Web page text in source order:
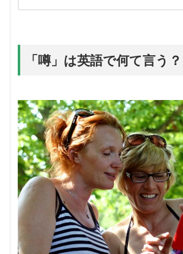
「噂」は英語で何て言う？